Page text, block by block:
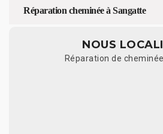
Réparation cheminée à Sangatte
NOUS
Réparation de